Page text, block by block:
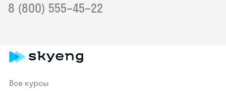
8 (800) 555–45–22
Все курсы